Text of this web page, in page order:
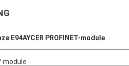
E94AYCER PROFINET-module
module